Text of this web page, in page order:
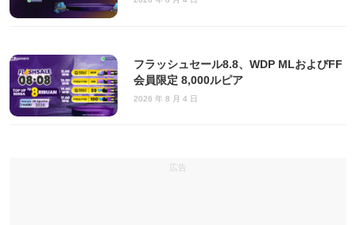
フラッシュセール8.8、WDP MLおよびFF
会員限定 8,000ルピア
2026 年 8 月 4 日
広告